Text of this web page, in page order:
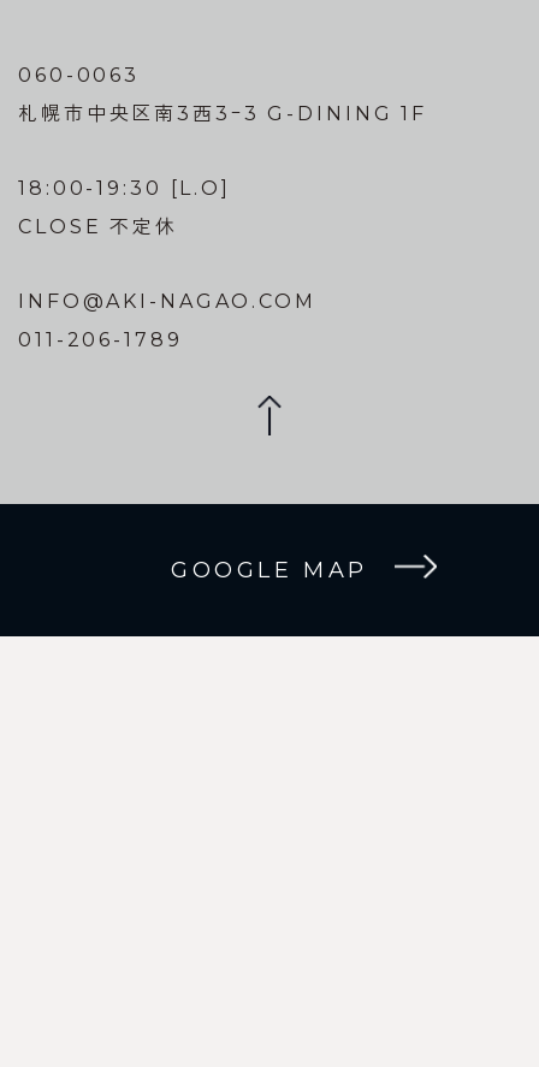
060-0063
札幌市中央区南3西3ｰ3 G-DINING 1F
18:00-19:30 [L.O]
CLOSE 不定休
INFO@AKI-NAGAO.COM
011-206-1789
GOOGLE MAP